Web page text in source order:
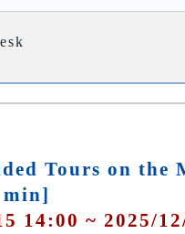
Tours on
14:00 ~ 2025/